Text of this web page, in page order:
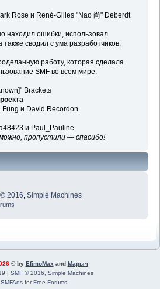
Rose и René-Gilles "Nao 尚" Deberdt
находил ошибки, использовал
также сводил с ума разработчиков.
работу, которая сделала
SMF во всем мире.
Brackets
Fung и David Recordon
и Paul_Pauline
пропустили — спасибо!
2016, Simple Machines
© by EfimoMax and Марыч
| SMF © 2016
Simple Machines
SMFAdsforFree Forums